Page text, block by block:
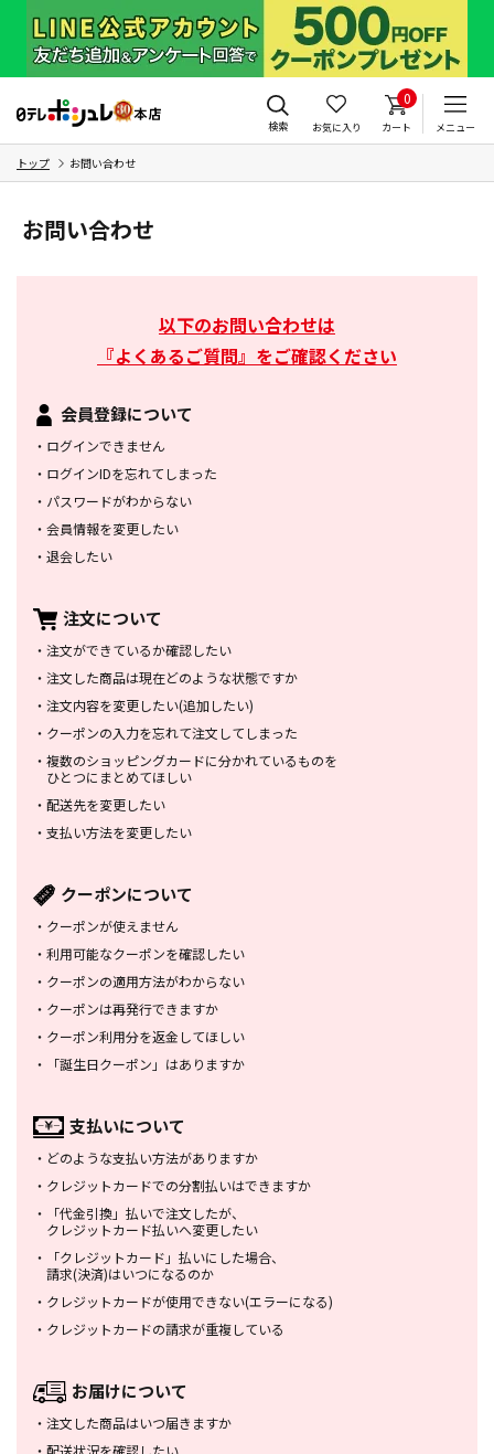
検索 お気に入り
0
カート メニュー
トップ お問い合わせ
お問い合わせ
以下のお問い合わせは
『よくあるご質問』をご確認ください
会員登録について
・ ログインできません
・ ログインIDを忘れてしまった
・ パスワードがわからない
・ 会員情報を変更したい
・ 退会したい
注文について
・ 注文ができているか確認したい
・ 注文した商品は現在どのような状態ですか
・ 注文内容を変更したい(追加したい)
・ クーポンの入力を忘れて注文してしまった
・ 複数のショッピングカードに分かれているものを
ひとつにまとめてほしい
・ 配送先を変更したい
・ 支払い方法を変更したい
クーポンについて
・ クーポンが使えません
・ 利用可能なクーポンを確認したい
・ クーポンの適用方法がわからない
・ クーポンは再発行できますか
・ クーポン利用分を返金してほしい
・
「誕生日クーポン」はありますか
支払いについて
・ どのような支払い方法がありますか
・ クレジットカードでの分割払いはできますか
・
「代金引換」払いで注文したが、
クレジットカード払いへ変更したい
・
「クレジットカード」払いにした場合、
請求(決済)はいつになるのか
・ クレジットカードが使用できない(エラーになる)
・ クレジットカードの請求が重複している
お届けについて
・ 注文した商品はいつ届きますか
・ 配送状況を確認したい